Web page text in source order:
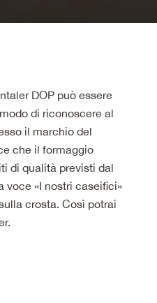
DOP può essere
di riconoscere al
il marchio del
che il formaggio
di qualità previsti dal
voce «I nostri caseifici»
crosta. Così potrai